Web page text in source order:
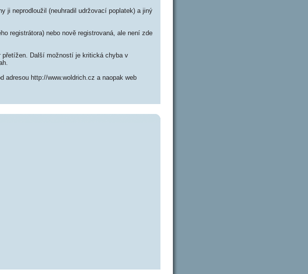
ji neprodloužil (neuhradil udržovací poplatek) a jiný
registrátora) nebo nově registrovaná, ale není zde
přetížen. Další možností je kritická chyba v
http://www.woldrich.cz a naopak web